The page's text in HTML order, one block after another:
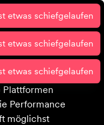
Dienste
Cookies und
Plattformen
Performance
möglichst
Gutscheine Blog Über